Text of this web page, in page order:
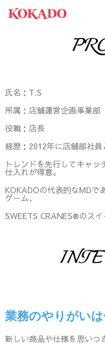
コ
ス
ッ
プ
氏名：T.S
所属：店舗運営企画事業部
役職：店長
経歴： 2012年に店舗部社員
トレンドを先行してキャ
仕入れが得意。
KOKADOの代表的なMDで
ゲーム、
SWEETS CRANES®︎のスイ
業務のやりがい
新しい商品や仕様を思いつ